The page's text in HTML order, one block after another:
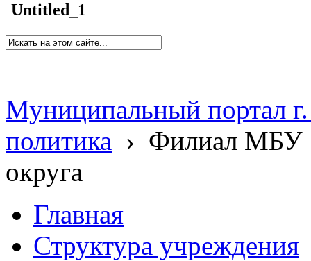
Untitled_1
Муниципальный портал
политика › Филиал МБУ
округа
Главная
Структура учреждения